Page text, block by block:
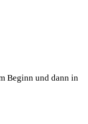
Beginn und dann in